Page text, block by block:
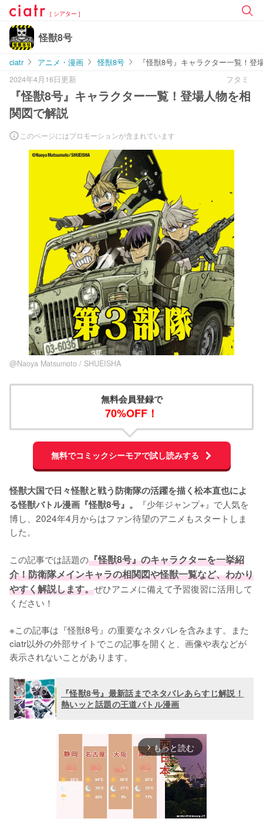
[ シアター ]
怪獣8号
ciatr アニメ・漫画 怪獣8号
『怪獣8号』キャラクター一覧！登
2024年4月16日更新
フタミ
『怪獣8号』キャラクター一覧！登場人物を相
関図で解説
このページにはプロモーションが含まれています
@Naoya Matsumoto / SHUEISHA
無料会員登録で
70%OFF！
無料でコミックシーモアで試し読みする
怪獣大国で日々怪獣と戦う防衛隊の活躍を描く松本直也によ
る怪獣バトル漫画『怪獣8号』。
『少年ジャンプ+』で人気を
博し、2024年4月からはファン待望のアニメもスタートしま
した。
この記事では話題の『怪獣8号』のキャラクターを一挙紹
介！防衛隊メインキャラの相関図や怪獣一覧など、わかり
やすく解説します。ぜひアニメに備えて予習復習に活用して
ください！
※この記事は『怪獣8号』の重要なネタバレを含みます。また
ciatr以外の外部サイトでこの記事を開くと、画像や表などが
表示されないことがあります。
『怪獣8号』最新話までネタバレあらすじ解説！
熱いッと話題の王道バトル漫画
arrow_forward_ios もっと読む